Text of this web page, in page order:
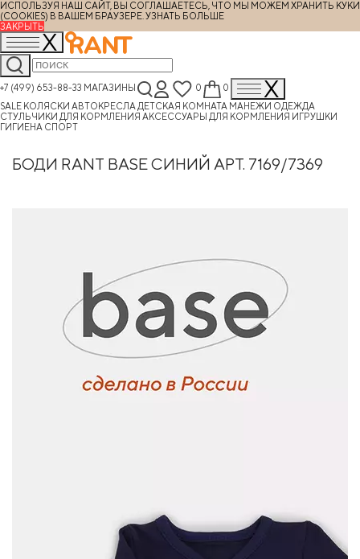
ИСПОЛЬЗУЯ НАШ САЙТ, ВЫ СОГЛАШАЕТЕСЬ, ЧТО МЫ МОЖЕМ ХРАНИТЬ КУКИ
(COOKIES) В ВАШЕМ БРАУЗЕРЕ. УЗНАТЬ БОЛЬШЕ
ЗАКРЫТЬ
+7 (499) 653-88-33 МАГАЗИНЫ 0
0
SALE КОЛЯСКИ АВТОКРЕСЛА ДЕТСКАЯ КОМНАТА МАНЕЖИ ОДЕЖДА
СТУЛЬЧИКИ ДЛЯ КОРМЛЕНИЯ АКСЕССУАРЫ ДЛЯ КОРМЛЕНИЯ ИГРУШКИ
ГИГИЕНА СПОРТ
БОДИ RANT BASE СИНИЙ АРТ. 7169/7369